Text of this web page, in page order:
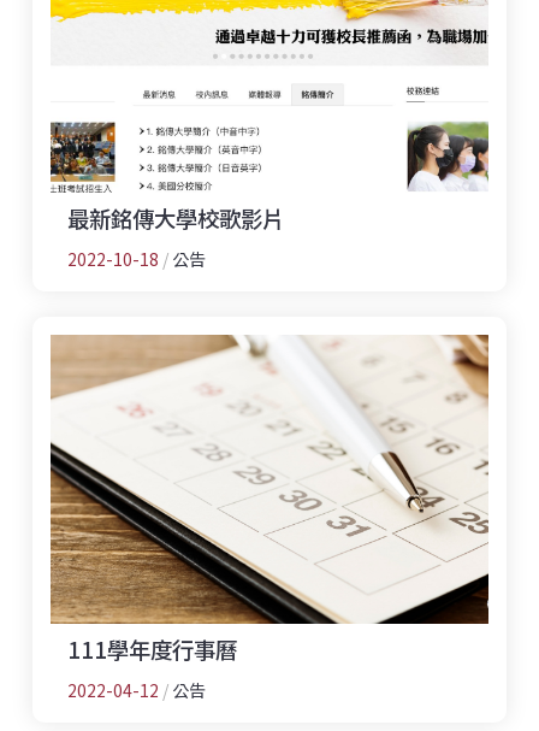
最新銘傳大學校歌影片
2022-10-18 / 公告
111學年度行事曆
2022-04-12 / 公告